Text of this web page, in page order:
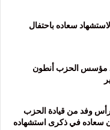
منفذية عكار في القومي تحيي الذكرى 77 لاستشهاد سعاده باحتفال
مؤسس الحزب أنطون
وفد من قيادة الحزب
سعاده في ذكرى استشهاده